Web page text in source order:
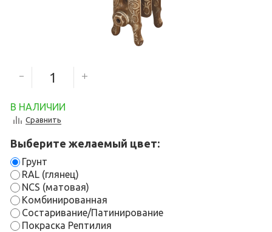
В НАЛИЧИИ
Сравнить
Выберите желаемый цвет:
Грунт
RAL (глянец)
NCS (матовая)
Комбинированная
Состаривание/Патинирование
Покраска Рептилия